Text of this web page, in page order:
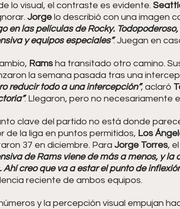
lo visual, el contraste es evidente.
Jorge lo describió con una imagen
en las películas de Rocky.
y equipos especiales”. Juegan en
Rams ha transitado otro camino.
la semana pasada tras una
reducir todo a una intercepción”, aclaró
. Llegaron, pero no necesariamente
clave del partido no está donde
de la liga en puntos permitidos, Los
37 en diciembre. Para Jorge Torres,
de Rams viene de más a menos, y
Ahí creo que va a estar el punto de
reciente de ambos equipos.
y la percepción visual empujan